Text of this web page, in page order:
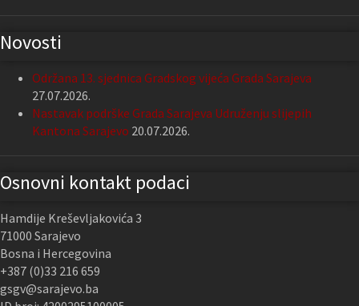
Novosti
Održana 13. sjednica Gradskog vijeća Grada Sarajeva
27.07.2026.
Nastavak podrške Grada Sarajeva Udruženju slijepih
Kantona Sarajevo 20.07.2026.
Osnovni kontakt podaci
Hamdije Kreševljakovića 3
71000 Sarajevo
Bosna i Hercegovina
+387 (0)33 216 659
gsgv@sarajevo.ba